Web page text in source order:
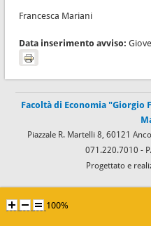
Francesca Mariani
Data inserimento avviso:
Facoltà di Economia "Giorgio
Piazzale R. Martelli 8, 60121
071.220.7010 -
Progettato e
100%